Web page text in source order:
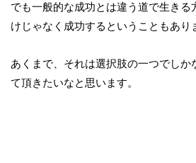
でも一般的な成功とは違う道で生きる
けじゃなく成功するということもあり
あくまで、それは選択肢の一つでしか
て頂きたいなと思います。